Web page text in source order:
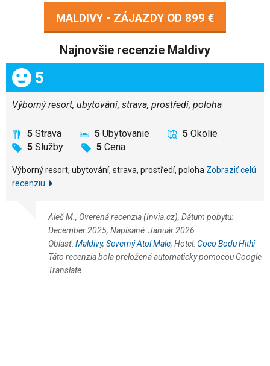
MALDIVY - ZÁJAZDY OD 899 €
Najnovšie recenzie Maldivy
Celkom:
5
Výborný resort, ubytování, strava, prostředí, poloha
5 Strava 5 Ubytovanie 5 Okolie
5 Služby 5 Cena
Výborný resort, ubytování, strava, prostředí, poloha Zobraziť celú
recenziu
Aleš M., Overená recenzia (Invia.cz), Dátum pobytu:
December 2025, Napísané: Január 2026
Oblasť:Maldivy, Severný Atol Male, Hotel:Coco Bodu Hithi
Táto recenzia bola preložená automaticky pomocou Google
Translate